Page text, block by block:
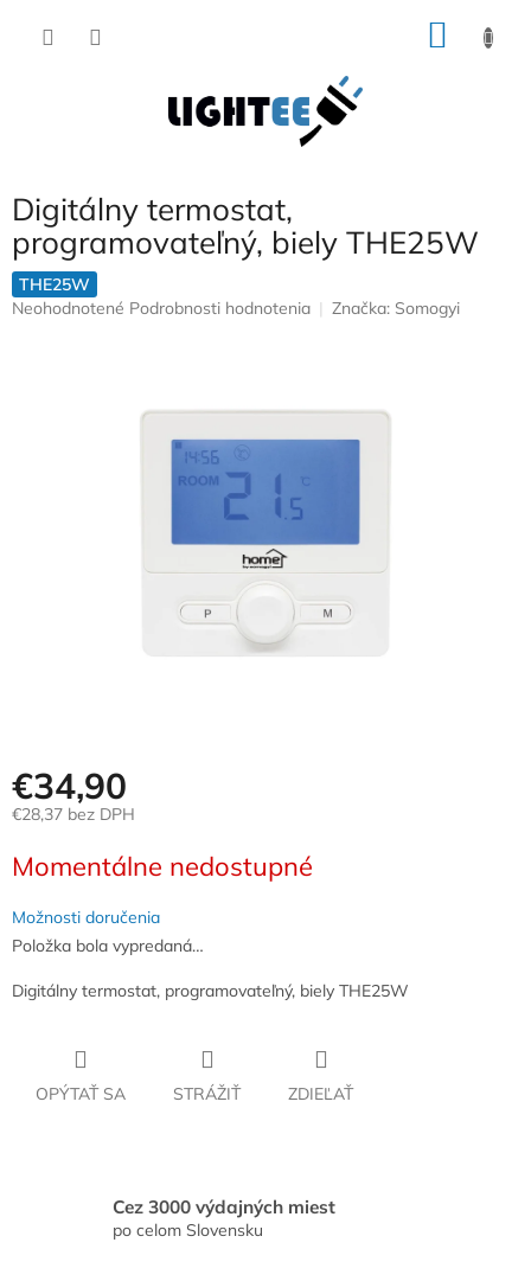
Digitálny termostat,
programovateľný, biely THE25W
THE25W
Priemerné
Neohodnotené Podrobnosti hodnotenia Značka: Somogyi
€34,90
€28,37 bez DPH
cena:
Momentálne nedostupné
Možnosti doručenia
Položka bola vypredaná…
Digitálny termostat, programovateľný, biely THE25W
OPÝTAŤ SA STRÁŽIŤ ZDIEĽAŤ
Cez 3000 výdajných miest
po celom Slovensku